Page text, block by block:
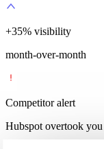
+35% visibility
month-over-month
Competitor alert
Hubspot overtook you